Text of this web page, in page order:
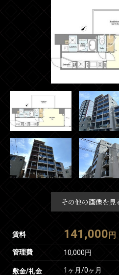
その他の画像を見
賃料 141,000 円
管理費 10,000円
敷金/礼金 1ヶ月/0ヶ月